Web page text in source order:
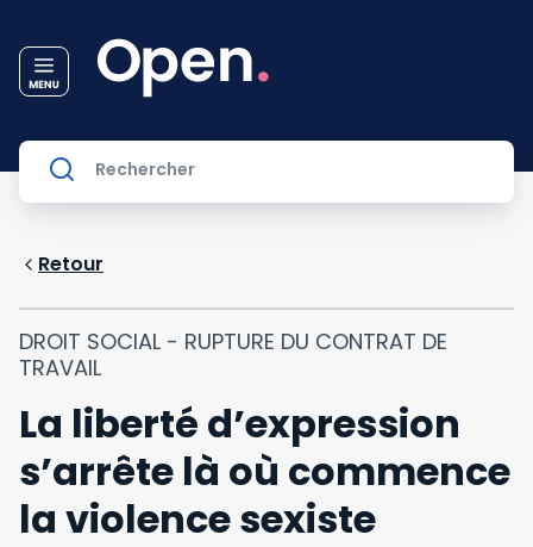
Retour
DROIT SOCIAL - RUPTURE DU CONTRAT DE
TRAVAIL
La liberté d’expression
s’arrête là où commence
la violence sexiste